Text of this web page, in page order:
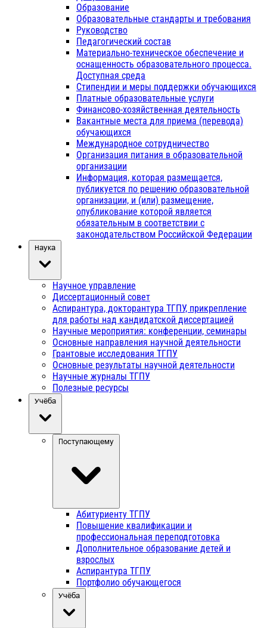
Образование
Образовательные стандарты и требования
Руководство
Педагогический состав
Материально-техническое обеспечение и
оснащенность образовательного процесса.
Доступная среда
Стипендии и меры поддержки обучающихся
Платные образовательные услуги
Финансово-хозяйственная деятельность
Вакантные места для приема (перевода)
обучающихся
Международное сотрудничество
Организация питания в образовательной
организации
Информация, которая размещается,
публикуется по решению образовательной
организации, и (или) размещение,
опубликование которой является
обязательным в соответствии с
законодательством Российской Федерации
Наука
Научное управление
Диссертационный совет
Аспирантура, докторантура ТГПУ, прикрепление
для работы над кандидатской диссертацией
Научные мероприятия: конференции, семинары
Основные направления научной деятельности
Грантовые исследования ТГПУ
Основные результаты научной деятельности
Научные журналы ТГПУ
Полезные ресурсы
Учёба
Поступающему
Абитуриенту ТГПУ
Повышение квалификации и
профессиональная переподготовка
Дополнительное образование детей и
взрослых
Аспирантура ТГПУ
Портфолио обучающегося
Учёба